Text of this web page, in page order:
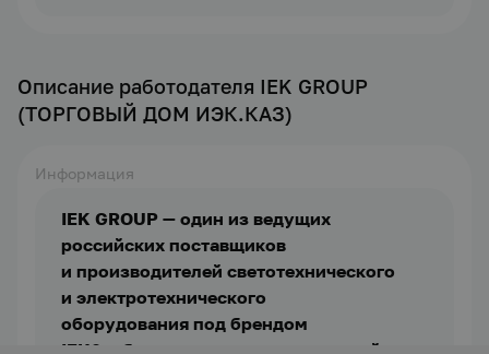
Описание работодателя IEK GROUP
(ТОРГОВЫЙ ДОМ ИЭК.КАЗ)
Информация
IEK GROUP — один из ведущих
российских поставщиков
и производителей светотехнического
и электротехнического
оборудования под брендом
IEK®, оборудования промышленной